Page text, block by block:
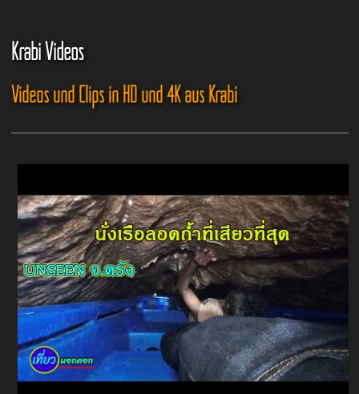
Krabi Videos
Videos und Clips in HD und 4K aus Krabi